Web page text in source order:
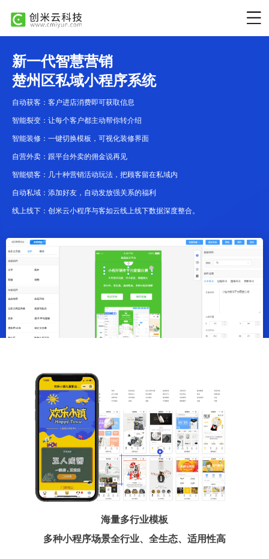
新一代智慧营销
楚州区私域小程序系统
自动获客：客户进店消费即可获取信息
智能裂变：让每个客户都主动帮你转介绍
智能装修：一键切换模板，可视化装修界面
自营外卖：跟平台外卖的佣金说再见
智能锁客：几十种营销活动玩法，把顾客留在私域内
自动私域：添加好友，自动发放强关系的福利
线上线下：创米云小程序与客如云线上线下数据深度整合。
海量多行业模板
多种小程序场景全行业、全生态、适用性高